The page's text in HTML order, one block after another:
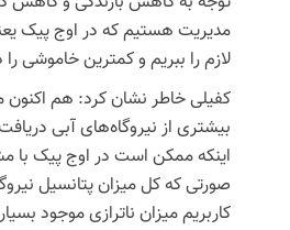
مدیریت هستیم که در اوج پیک
لازم را ببریم و کمترین خاموشی
کفیلی خاطر نشان کرد: هم اکنون
بیشتری از نیروگاه‌های آبی
اینکه ممکن است در اوج پیک با
صورتی که کل میزان پتانسیل
کاربریم میزان ناترازیموجود